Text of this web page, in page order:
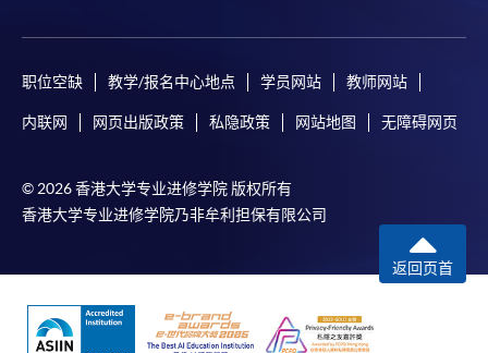
职位空缺 教学/报名中心地点 学员网站 教师网站
内联网 网页出版政策 私隐政策 网站地图 无障碍网页
© 2026 香港大学专业进修学院 版权所有
香港大学专业进修学院乃非牟利担保有限公司
返回页首